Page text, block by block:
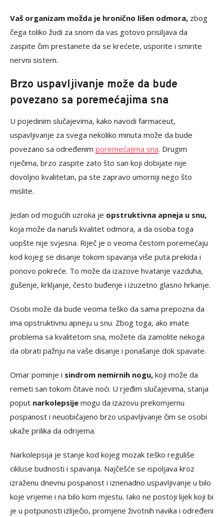
Vaš organizam možda je hronično lišen odmora, zbog
čega toliko žudi za snom da vas gotovo prisiljava da
zaspite čim prestanete da se krećete, usporite i smirite
nervni sistem.
Brzo uspavljivanje može da bude
povezano sa poremećajima sna
U pojedinim slučajevima, kako navodi farmaceut,
uspavljivanje za svega nekoliko minuta može da bude
povezano sa određenim poremećajima sna. Drugim
riječima, brzo zaspite zato što san koji dobijate nije
dovoljno kvalitetan, pa ste zapravo umorniji nego što
mislite.
Jedan od mogućih uzroka je opstruktivna apneja u snu,
koja može da naruši kvalitet odmora, a da osoba toga
uopšte nije svjesna. Riječ je o veoma čestom poremećaju
kod kojeg se disanje tokom spavanja više puta prekida i
ponovo pokreće. To može da izazove hvatanje vazduha,
gušenje, krkljanje, često buđenje i izuzetno glasno hrkanje.
Osobi može da bude veoma teško da sama prepozna da
ima opstruktivnu apneju u snu. Zbog toga, ako imate
problema sa kvalitetom sna, možete da zamolite nekoga
da obrati pažnju na vaše disanje i ponašanje dok spavate.
Omar pominje i sindrom nemirnih nogu, koji može da
remeti san tokom čitave noći. U rjeđim slučajevima, stanja
poput narkolepsije mogu da izazovu prekomjernu
pospanost i neuobičajeno brzo uspavljivanje čim se osobi
ukaže prilika da odrijema.
Narkolepsija je stanje kod kojeg mozak teško reguliše
cikluse budnosti i spavanja. Najčešće se ispoljava kroz
izraženu dnevnu pospanost i iznenadno uspavljivanje u bilo
koje vrijeme i na bilo kom mjestu. Iako ne postoji lijek koji bi
je u potpunosti izliječio, promjene životnih navika i određeni